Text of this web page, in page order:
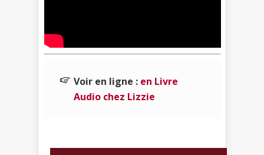
Voir en ligne : en Livre
Audio chez Lizzie